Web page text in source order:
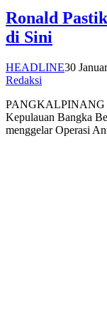
Ronald
di Sini
HEADLINE30
Redaksi
PANGKALPINANG
Kepulauan Bangka
menggelar Operasi